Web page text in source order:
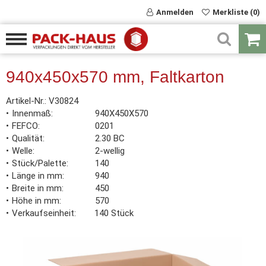
Anmelden Merkliste (0)
940x450x570 mm, Faltkarton
Artikel-Nr.: V30824
Innenmaß
940X450X570
FEFCO
0201
Qualität
2.30 BC
Welle
2-wellig
Stück/Palette
140
Länge in mm
940
Breite in mm
450
Höhe in mm
570
Verkaufseinheit
140 Stück